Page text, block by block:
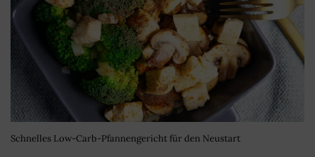
Schnelles Low-Carb-Pfannengericht für den Neustart